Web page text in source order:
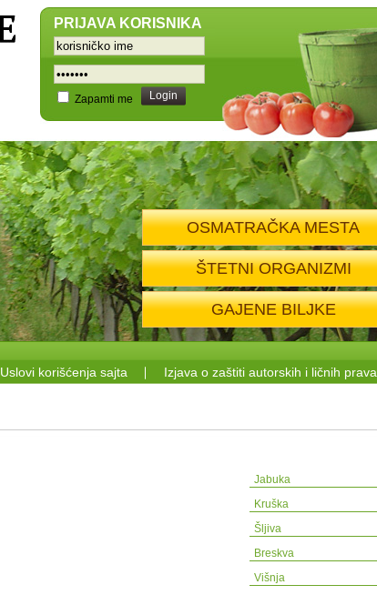
PRIJAVA KORISNIKA
Zapamti me Login
OSMATRAČKA MESTA
ŠTETNI ORGANIZMI
GAJENE BILJKE
Uslovi korišćenja sajta
Izjava o zaštiti autorskih i ličnih prava
Jabuka
Kruška
Šljiva
Breskva
Višnja